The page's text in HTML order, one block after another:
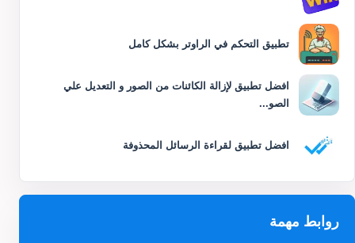
تطبيق التحكم في الراوتر بشكل كامل
افضل تطبيق لإزالة الكائنات من الصور و التعديل علي
الصو...
افضل تطبيق لقراءة الرسائل المحذوفة
روابط مهمة